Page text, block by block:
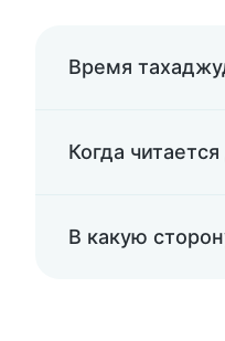
Время
Когда
В какую